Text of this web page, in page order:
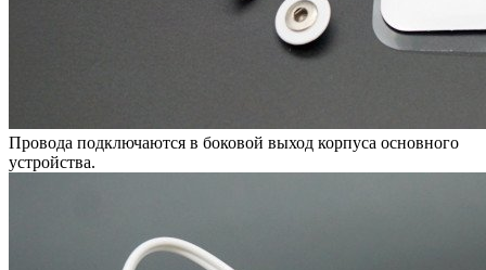
Провода подключаются в боковой выход корпуса основного
устройства.